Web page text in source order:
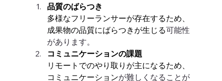
品質のばらつき
多様なフリーランサーが存在するため、
成果物の品質にばらつきが生じる可能性
があります。
コミュニケーションの課題
リモートでのやり取りが主になるため、
コミュニケーションが難しくなることが